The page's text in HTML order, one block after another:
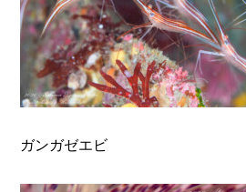
ガンガゼエビ